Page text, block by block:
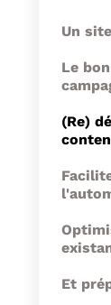
Un
Le
(Re)
Et